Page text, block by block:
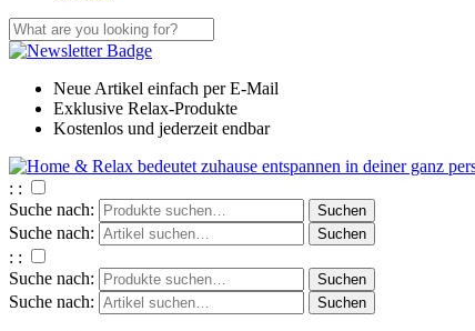
Neue Artikel einfach per E-Mail
Exklusive Relax-Produkte
Kostenlos und jederzeit endbar
: :
Suche nach:
Suche nach:
: :
Suche nach:
Suche nach: